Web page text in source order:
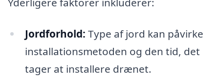
Jordforhold: Type af jord kan påvirke
installationsmetoden og den tid, det
tager at installere drænet.